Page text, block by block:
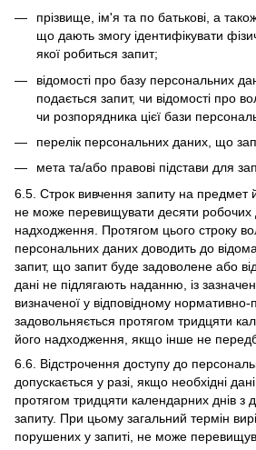
прізвище, ім'я та по батькові, а
що дають змогу ідентифікувати
якої робиться запит;
відомості про базу персональних
подається запит, чи відомості про
чи розпорядника цієї бази
перелік персональних даних, що
мета та/або правові підстави для
6.5. Строк вивчення запиту на предмет
не може перевищувати десяти робочих
надходження. Протягом цього строку
персональних даних доводить до
запит, що запит буде задоволене або
дані не підлягають наданню, із
визначеної у відповідному нормативно-
задовольняється протягом тридцяти
його надходження, якщо інше не
6.6. Відстрочення доступу до
допускається у разі, якщо необхідні
протягом тридцяти календарних днів з
запиту. При цьому загальний термін
порушених у запиті, не може